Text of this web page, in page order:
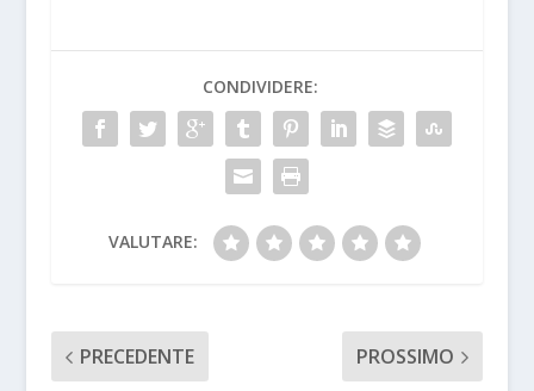
CONDIVIDERE:
VALUTARE:
PRECEDENTE PROSSIMO